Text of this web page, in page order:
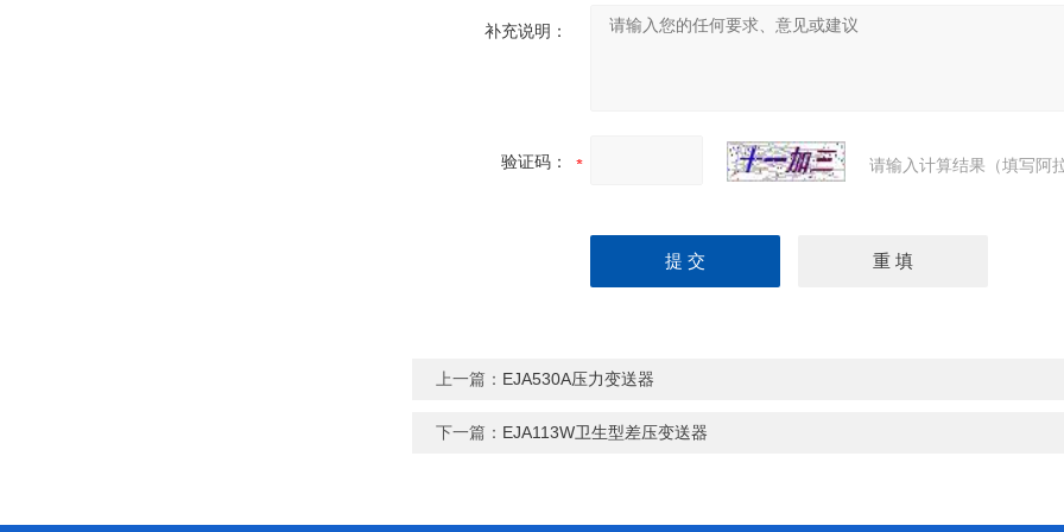
补充说明：
验证码： 请输入计算结果（填写阿
上一篇： EJA530A压力变送器
下一篇： EJA113W卫生型差压变送器